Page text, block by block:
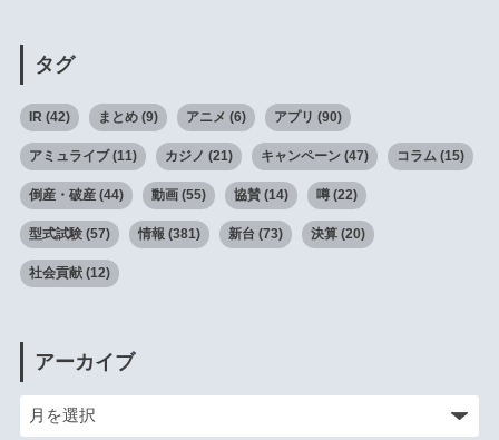
タグ
IR (42) まとめ(9) アニメ (6) アプリ (90)
アミュライブ(11) カジノ (21) キャンペーン(47) コラム(15)
倒産・破産(44) 動画(55) 協賛(14) 噂(22)
型式試験(57) 情報 (381) 新台 (73) 決算(20)
社会貢献(12)
アーカイブ